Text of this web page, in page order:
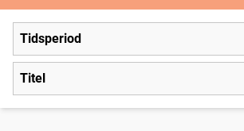
Tidsperiod
Titel